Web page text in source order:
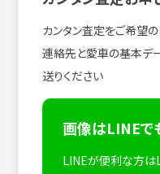
カンタン査定をご希望
連絡先と愛車の基本デ
送りください
画像はLINEで
LINEが便利な方は